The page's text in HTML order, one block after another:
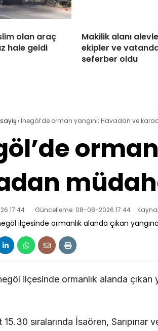
olan araç
hale geldi
Makilik alanı
ekipler ve
seferber oldu
› İnegöl’de orman yangını; Havadan ve
17:44 Güncelleme: 08-08-2026 17:44
ilçesinde ormanlık alanda
15.30 sıralarında İsaören,